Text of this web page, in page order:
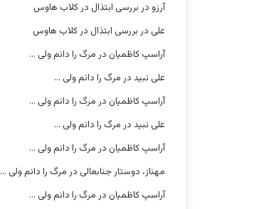
آرزو در بررسی ابتذال در کلاب هاوس
علی در بررسی ابتذال در کلاب هاوس
آراسپ کاظمیان در مرگ را دانم ولی …
علی نبید در مرگ را دانم ولی …
آراسپ کاظمیان در مرگ را دانم ولی …
علی نبید در مرگ را دانم ولی …
آراسپ کاظمیان در مرگ را دانم ولی …
مهناز، دوستار جنابعالی در مرگ را دانم ولی …
آراسپ کاظمیان در مرگ را دانم ولی …